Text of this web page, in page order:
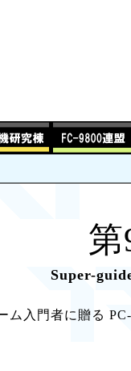
第
Super-
ム入門者に贈る